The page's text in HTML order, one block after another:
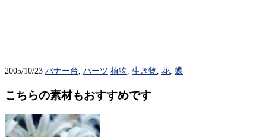
2005/10/23 バナー台 パーツ 植物 生き物 花 蝶
こちらの素材もおすすめです